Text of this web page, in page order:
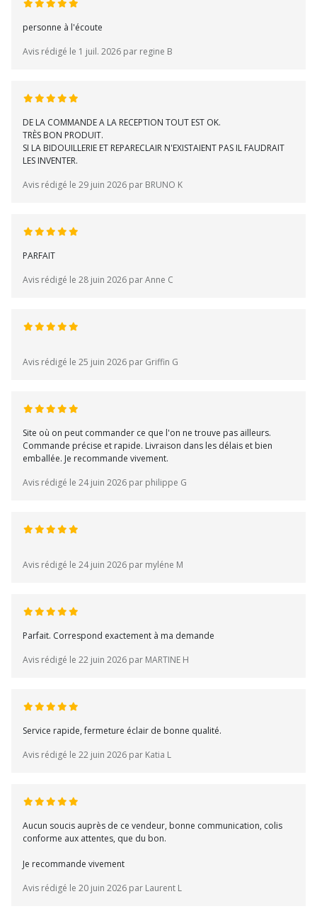
personne à l'écoute
Avis rédigé le 1 juil. 2026 par regine B
DE LA COMMANDE A LA RECEPTION TOUT EST OK.
TRÈS BON PRODUIT.
SI LA BIDOUILLERIE ET REPARECLAIR N'EXISTAIENT PAS IL FAUDRAIT
LES INVENTER.
Avis rédigé le 29 juin 2026 par BRUNO K
PARFAIT
Avis rédigé le 28 juin 2026 par Anne C
Avis rédigé le 25 juin 2026 par Griffin G
Site où on peut commander ce que l'on ne trouve pas ailleurs.
Commande précise et rapide. Livraison dans les délais et bien
emballée. Je recommande vivement.
Avis rédigé le 24 juin 2026 par philippe G
Avis rédigé le 24 juin 2026 par myléne M
Parfait. Correspond exactement à ma demande
Avis rédigé le 22 juin 2026 par MARTINE H
Service rapide, fermeture éclair de bonne qualité.
Avis rédigé le 22 juin 2026 par Katia L
Aucun soucis auprès de ce vendeur, bonne communication, colis
conforme aux attentes, que du bon.
Je recommande vivement
Avis rédigé le 20 juin 2026 par Laurent L